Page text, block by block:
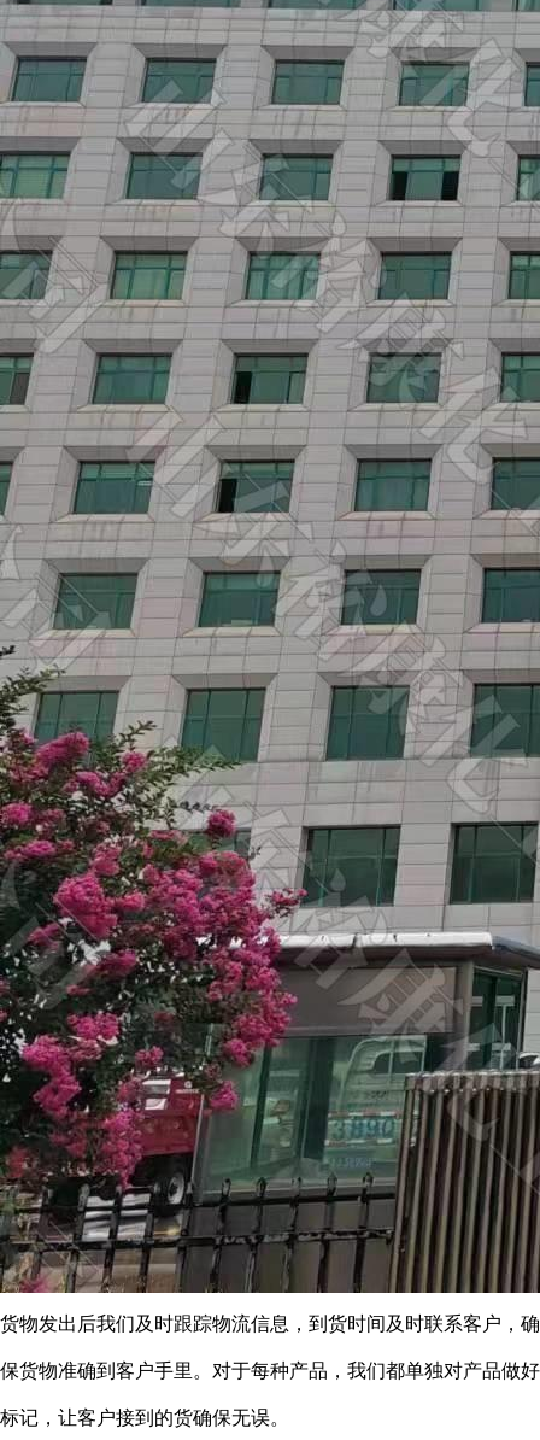
货物发出后我们及时跟踪物流信息，到货时间及时联系客户，确
保货物准确到客户手里。对于每种产品，我们都单独对产品做好
标记，让客户接到的货确保无误。